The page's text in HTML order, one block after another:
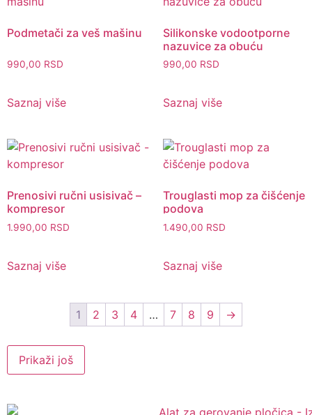
Podmetači za veš mašinu
990,00 RSD
Saznaj više
Silikonske vodootporne
nazuvice za obuću
990,00 RSD
Saznaj više
Prenosivi ručni usisivač –
kompresor
1.990,00 RSD
Saznaj više
Trouglasti mop za čišćenje
podova
1.490,00 RSD
Saznaj više
1 2 3 4 … 7 8 9 →
Prikaži još